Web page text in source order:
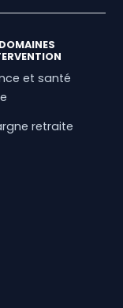
et santé
retraite